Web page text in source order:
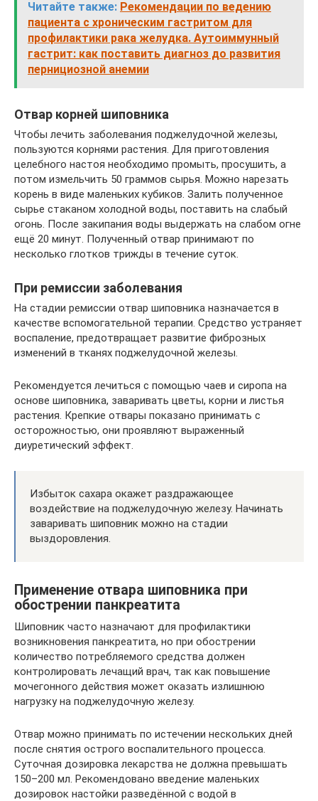
Читайте также: Рекомендации по ведению
пациента с хроническим гастритом для
профилактики рака желудка. Аутоиммунный
гастрит: как поставить диагноз до развития
пернициозной анемии
Отвар корней шиповника
Чтобы лечить заболевания поджелудочной железы,
пользуются корнями растения. Для приготовления
целебного настоя необходимо промыть, просушить, а
потом измельчить 50 граммов сырья. Можно нарезать
корень в виде маленьких кубиков. Залить полученное
сырье стаканом холодной воды, поставить на слабый
огонь. После закипания воды выдержать на слабом огне
ещё 20 минут. Полученный отвар принимают по
несколько глотков трижды в течение суток.
При ремиссии заболевания
На стадии ремиссии отвар шиповника назначается в
качестве вспомогательной терапии. Средство устраняет
воспаление, предотвращает развитие фиброзных
изменений в тканях поджелудочной железы.
Рекомендуется лечиться с помощью чаев и сиропа на
основе шиповника, заваривать цветы, корни и листья
растения. Крепкие отвары показано принимать с
осторожностью, они проявляют выраженный
диуретический эффект.
Избыток сахара окажет раздражающее
воздействие на поджелудочную железу. Начинать
заваривать шиповник можно на стадии
выздоровления.
Применение отвара шиповника при
обострении панкреатита
Шиповник часто назначают для профилактики
возникновения панкреатита, но при обострении
количество потребляемого средства должен
контролировать лечащий врач, так как повышение
мочегонного действия может оказать излишнюю
нагрузку на поджелудочную железу.
Отвар можно принимать по истечении нескольких дней
после снятия острого воспалительного процесса.
Суточная дозировка лекарства не должна превышать
150–200 мл. Рекомендовано введение маленьких
дозировок настойки разведённой с водой в